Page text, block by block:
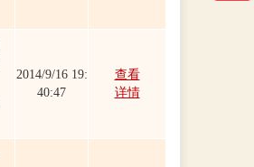
2014/9/16 19:
40:47
查看
详情